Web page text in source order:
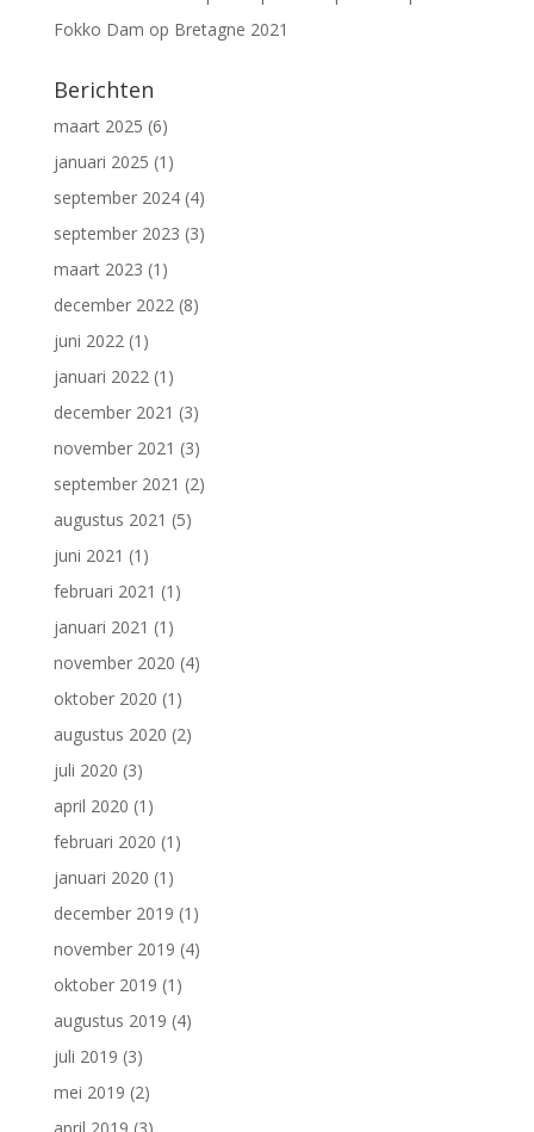
Fokko Dam op Bretagne 2021
Berichten
maart 2025 (6)
januari 2025 (1)
september 2024(4)
september 2023 (3)
maart 2023 (1)
december 2022 (8)
juni 2022 (1)
januari 2022 (1)
december 2021 (3)
november 2021 (3)
september 2021 (2)
augustus 2021 (5)
juni 2021 (1)
februari 2021 (1)
januari 2021 (1)
november 2020 (4)
oktober 2020 (1)
augustus 2020 (2)
juli 2020 (3)
april 2020 (1)
februari 2020 (1)
januari 2020 (1)
december 2019 (1)
november 2019 (4)
oktober 2019 (1)
augustus 2019 (4)
juli 2019 (3)
mei 2019 (2)